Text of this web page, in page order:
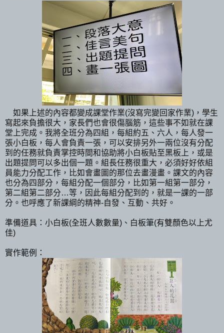
如果上述的內容都變成課堂作業(沒寫完變回家作業)，學生
寫起來負擔很大，家長們也會很傷腦筋，這些事不如就在課
堂上完成。我將全班分為四組，每組約五、六人，每人發一
張小白板，每人會負責一張，可以安排另外一兩位沒有分配
到的任務就負責掌控時間和協助將小白板貼至黑板上，或是
出題提問可以多出個一題。組長任務很重大，必須好好依組
員能力分配工作，比如會畫圖的那位去畫漫畫。課文的內容
也分為四部分，每組分配一個部分，比如第一組第一部分，
第二組第二部分…等，因此每組分配到的，就是一課的一部
分。也呼應了新課綱的精神-自發、互動、共好。
準備道具：小白板(全班人數數量)、白板筆(有雙顏色以上尤
佳)
實作範例：